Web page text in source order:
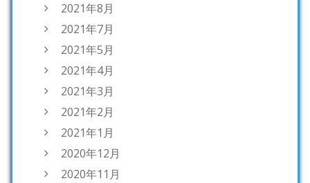
2021年8月
2021年7月
2021年5月
2021年4月
2021年3月
2021年2月
2021年1月
2020年12月
2020年11月